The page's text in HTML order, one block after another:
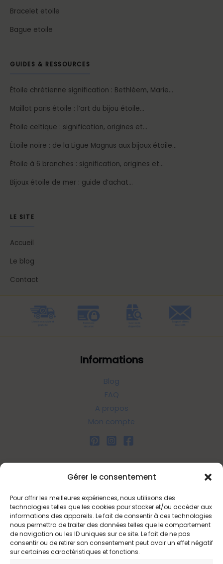
Gérer le consentement
Pour offrir les meilleures expériences, nous utilisons des
technologies telles que les cookies pour stocker et/ou accéder aux
informations des appareils. Le fait de consentir à ces technologies
nous permettra de traiter des données telles que le comportement
de navigation ou les ID uniques sur ce site. Le fait de ne pas
consentir ou de retirer son consentement peut avoir un effet négatif
sur certaines caractéristiques et fonctions.
Bracelet etoile
Bague etoile
GUIDES & RESSOURCES
Étoile chrétienne signification : Bethléem, Marie…
Maillot paris étoile : l’art du bijou étoile…
Étoile celtique : signification, origines et…
Étoile noire : de la Ligue Magnus aux bijoux étoile…
Étoile à 6 branches : signification, origines et…
Bijoux étoile de mer : guide d’achat…
LE SITE
Accueil
Le blog
Contact
Informations
Blog
FAQ
A propos
Mon compte
Liens utiles
Politique d’expédition
Politique de confidentialité
Politique de remboursements
Conditions générales de vente et d’utilisation